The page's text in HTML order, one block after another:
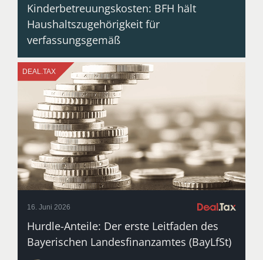
Kinderbetreuungskosten: BFH hält
Haushaltszugehörigkeit für
verfassungsgemäß
DEAL​.TAX
16. Juni 2026
Hurdle-Anteile: Der erste Leitfaden des
Bayerischen Landesfinanzamtes (BayLfSt)